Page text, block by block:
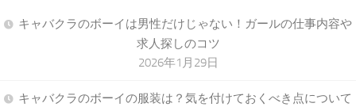
キャバクラのボーイは男性だけじゃない！ガールの仕事内容や
求人探しのコツ
2026年1月29日
キャバクラのボーイの服装は？気を付けておくべき点について